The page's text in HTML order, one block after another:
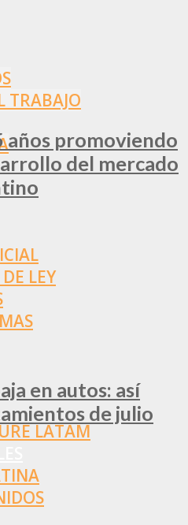
TRABAJO
LEY
LATAM
años promoviendo
del mercado
en autos: así
de julio